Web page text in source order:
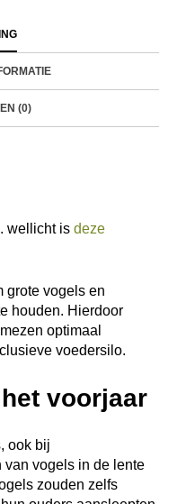
(0)
wellicht is deze
grote vogels en
houden. Hierdoor
optimaal
voedersilo.
voorjaar
ook bij
van vogels in de lente
zouden zelfs